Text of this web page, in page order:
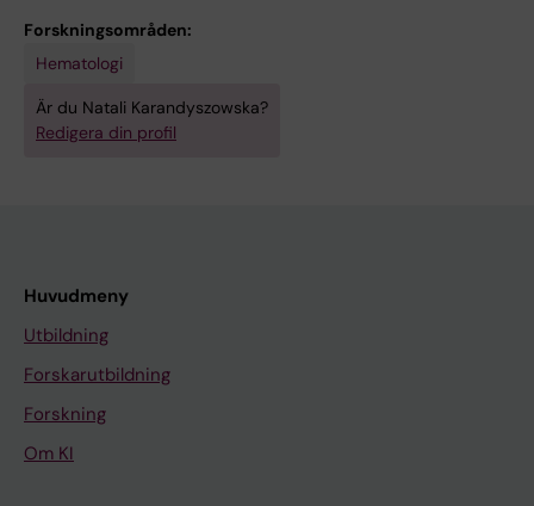
Forskningsområden:
Hematologi
Är du Natali Karandyszowska?
Redigera din profil
Huvudmeny
Utbildning
Forskarutbildning
Forskning
Om KI